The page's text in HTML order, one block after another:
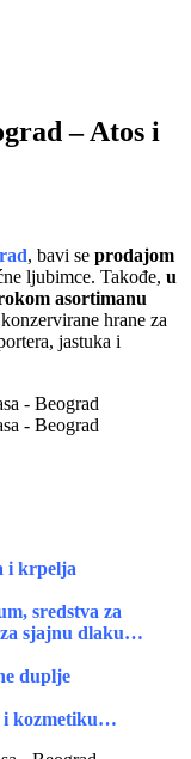
–Atos i
, bavi se prodajom
ljubimce. Takođe, u
asortimanu
hrane za
jastuka i
i krpelja
sredstva za
za sjajnu dlaku…
duplje
i kozmetiku…